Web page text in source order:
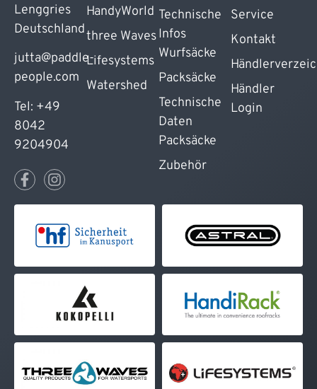
Lenggries
Deutschland
jutta@paddle-
people.com
Tel: +49
8042
9204904
HandyWorld
three Waves
Lifesystems
Watershed
Technische
Infos
Wurfsäcke
Packsäcke
Technische
Daten
Packsäcke
Zubehör
Service
Kontakt
Händler
Login